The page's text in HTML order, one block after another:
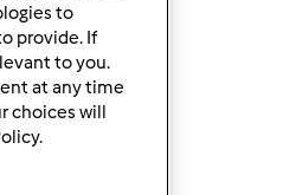
to
provide. If
to you.
at any time
choices will